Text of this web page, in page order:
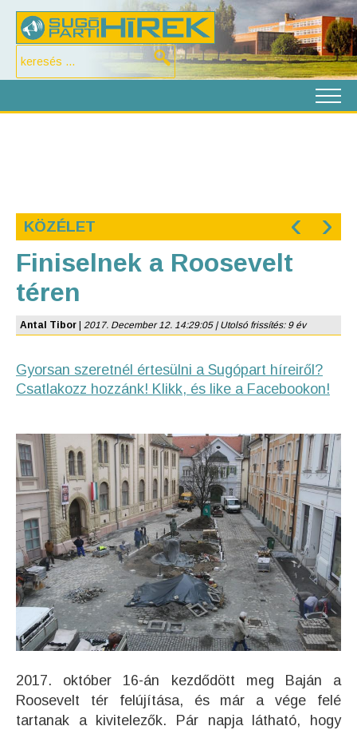
KÖZÉLET ‹ ›
Finiselnek a Roosevelt
téren
Antal Tibor 2017. December 12. 14:29:05 | Utolsó frissítés: 9 év
Gyorsan szeretnél értesülni a Sugópart híreiről?
Csatlakozz hozzánk! Klikk, és like a Facebookon!
2017. október 16-án kezdődött meg Baján a
Roosevelt tér felújítása, és már a vége felé
tartanak a kivitelezők. Pár napja látható, hogy